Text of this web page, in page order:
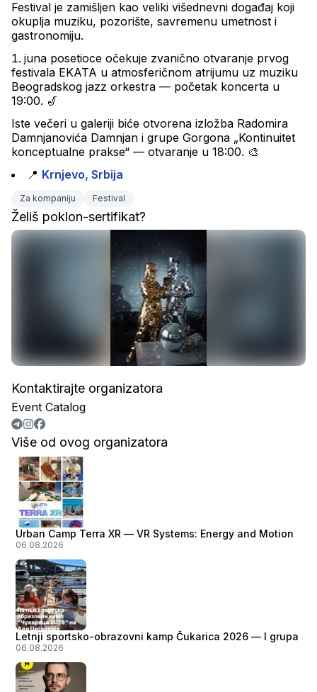
Festival je zamišljen kao veliki višednevni događaj koji
okuplja muziku, pozorište, savremenu umetnost i
gastronomiju.
juna posetioce očekuje zvanično otvaranje prvog
festivala EKATA u atmosferičnom atrijumu uz muziku
Beogradskog jazz orkestra — početak koncerta u
19:00. 🎷
Iste večeri u galeriji biće otvorena izložba Radomira
Damnjanovića Damnjan i grupe Gorgona „Kontinuitet
konceptualne prakse“ — otvaranje u 18:00. 🎨
📍 Krnjevo, Srbija
Za kompaniju Festival
Želiš poklon-sertifikat?
Kontaktirajte organizatora
Event Catalog
Više od ovog organizatora
Urban Camp Terra XR — VR Systems: Energy and Motion
06.08.2026
Letnji sportsko-obrazovni kamp Čukarica 2026 — I grupa
06.08.2026